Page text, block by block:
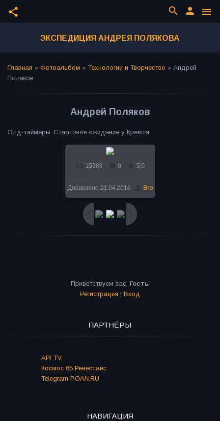
share menu
person
search
ЭКСПЕДИЦИЯ АНДРЕЯ ПОЛЯКОВА
Главная » Фотоальбом » Технологии и Творчество » Андрей
Поляков
Андрей Поляков
Олд-таймеры. Стартовое ожидание у Кремля.
В реальном размере
1000x664/ 170.0Kb
15389 0 5.0
Добавлено 21.04.2016 Bro
Приветствуем вас, Гость!
Регистрация | Вход
ПАРТНЁРЫ
API TV
Космос 65 Ренессанс
Telegram POAN.RU
НАВИГАЦИЯ